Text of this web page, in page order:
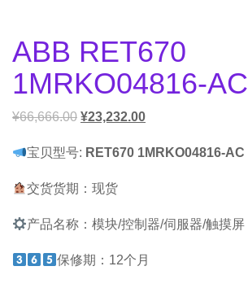
ABB RET670
1MRKO04816-AC
¥66,666.00 ¥23,232.00
宝贝型号: RET670 1MRKO04816-AC
交货货期：现货
产品名称：模块/控制器/伺服器/触摸屏
保修期：12个月